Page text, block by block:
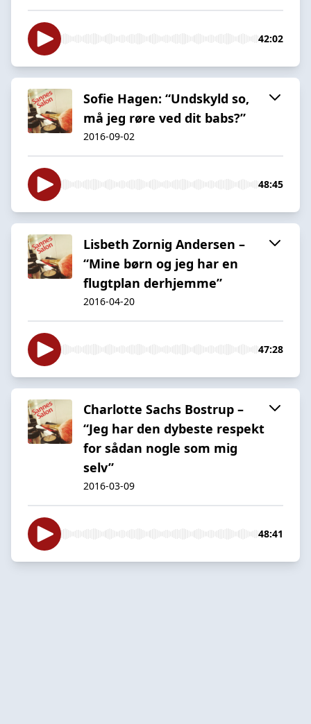
42:02
Sofie Hagen: “Undskyld so,
må jeg røre ved dit babs?”
2016-09-02
48:45
Lisbeth Zornig Andersen –
“Mine børn og jeg har en
flugtplan derhjemme”
2016-04-20
47:28
Charlotte Sachs Bostrup –
“Jeg har den dybeste respekt
for sådan nogle som mig
selv”
2016-03-09
48:41